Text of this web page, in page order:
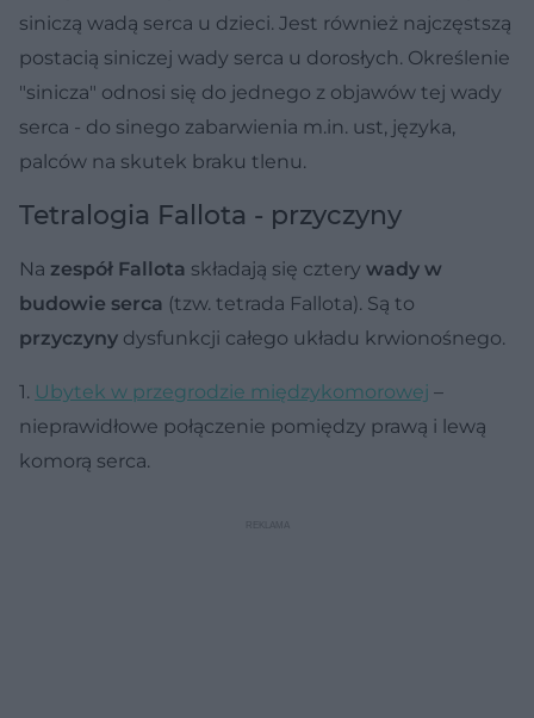
siniczą wadą serca u dzieci. Jest również najczęstszą
postacią siniczej wady serca u dorosłych. Określenie
"sinicza" odnosi się do jednego z objawów tej wady
serca - do sinego zabarwienia m.in. ust, języka,
palców na skutek braku tlenu.
Tetralogia Fallota - przyczyny
Na zespół Fallota składają się cztery wady w
budowie serca (tzw. tetrada Fallota). Są to
przyczyny dysfunkcji całego układu krwionośnego.
1. Ubytek w przegrodzie międzykomorowej –
nieprawidłowe połączenie pomiędzy prawą i lewą
komorą serca.